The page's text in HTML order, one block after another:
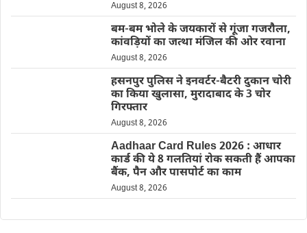
August 8, 2026
बम-बम भोले के जयकारों से गूंजा गजरौला,
कांवड़ियों का जत्था मंजिल की ओर रवाना
August 8, 2026
हसनपुर पुलिस ने इनवर्टर-बैटरी दुकान चोरी
का किया खुलासा, मुरादाबाद के 3 चोर
गिरफ्तार
August 8, 2026
Aadhaar Card Rules 2026 : आधार
कार्ड की ये 8 गलतियां रोक सकती हैं आपका
बैंक, पैन और पासपोर्ट का काम
August 8, 2026